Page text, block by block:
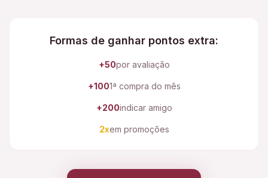
Formas de ganhar pontos extra:
+50por avaliação
+1001ª compra do mês
+200indicar amigo
2xem promoções